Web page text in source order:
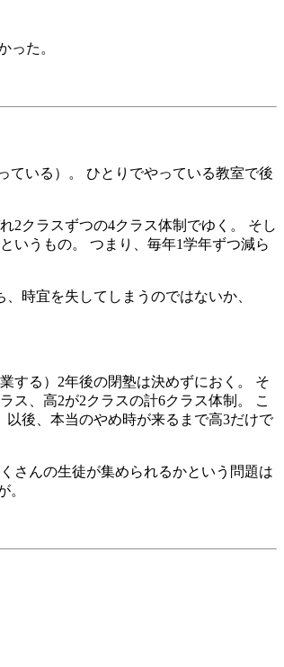
った。
ている）。 ひとりでやっている教室で後
2クラスずつの4クラス体制でゆく。 そし
いうもの。 つまり、毎年1学年ずつ減ら
時宜を失してしまうのではないか、
する）2年後の閉塾は決めずにおく。 そ
ス、高2が2クラスの計6クラス体制。 こ
後、本当のやめ時が来るまで高3だけで
さんの生徒が集められるかという問題は
。